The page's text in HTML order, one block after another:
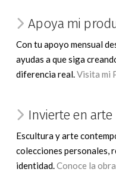
Apoya mi
Con tu apoyo mensual
ayudas a que siga
diferencia real.Visita mi
Invierte en arte
Escultura y arte
colecciones personales,
identidad.Conoce la